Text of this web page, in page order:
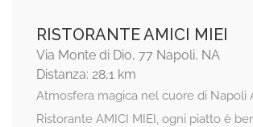
RISTORANTE AMICI MIEI
Via Monte di Dio, 77 Napoli, NA
Distanza: 28,1 km
Atmosfera magica nel cuore di Napoli
Ristorante AMICI MIEI, ogni piatto è